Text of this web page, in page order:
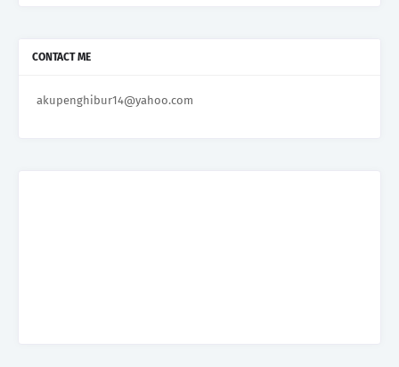
CONTACT ME
akupenghibur14@yahoo.com